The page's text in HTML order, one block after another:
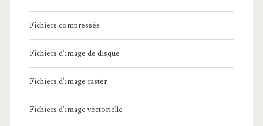
Fichiers compressés
Fichiers d'image de disque
Fichiers d'image raster
Fichiers d'image vectorielle